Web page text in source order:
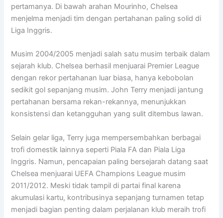
pertamanya. Di bawah arahan Mourinho, Chelsea
menjelma menjadi tim dengan pertahanan paling solid di
Liga Inggris.
Musim 2004/2005 menjadi salah satu musim terbaik dalam
sejarah klub. Chelsea berhasil menjuarai Premier League
dengan rekor pertahanan luar biasa, hanya kebobolan
sedikit gol sepanjang musim. John Terry menjadi jantung
pertahanan bersama rekan-rekannya, menunjukkan
konsistensi dan ketangguhan yang sulit ditembus lawan.
Selain gelar liga, Terry juga mempersembahkan berbagai
trofi domestik lainnya seperti Piala FA dan Piala Liga
Inggris. Namun, pencapaian paling bersejarah datang saat
Chelsea menjuarai UEFA Champions League musim
2011/2012. Meski tidak tampil di partai final karena
akumulasi kartu, kontribusinya sepanjang turnamen tetap
menjadi bagian penting dalam perjalanan klub meraih trofi